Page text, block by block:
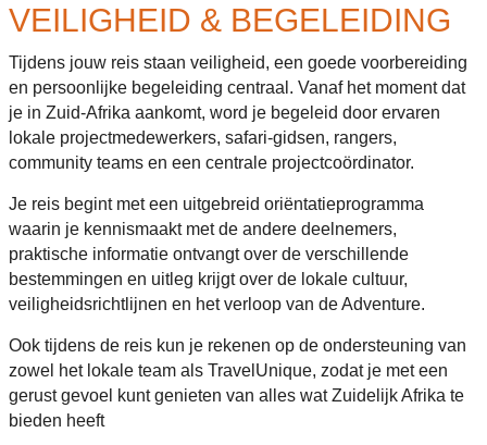
VEILIGHEID & BEGELEIDING
Tijdens jouw reis staan veiligheid, een goede voorbereiding
en persoonlijke begeleiding centraal. Vanaf het moment dat
je in Zuid-Afrika aankomt, word je begeleid door ervaren
lokale projectmedewerkers, safari-gidsen, rangers,
community teams en een centrale projectcoördinator.
Je reis begint met een uitgebreid oriëntatieprogramma
waarin je kennismaakt met de andere deelnemers,
praktische informatie ontvangt over de verschillende
bestemmingen en uitleg krijgt over de lokale cultuur,
veiligheidsrichtlijnen en het verloop van de Adventure.
Ook tijdens de reis kun je rekenen op de ondersteuning van
zowel het lokale team als TravelUnique, zodat je met een
gerust gevoel kunt genieten van alles wat Zuidelijk Afrika te
bieden heeft